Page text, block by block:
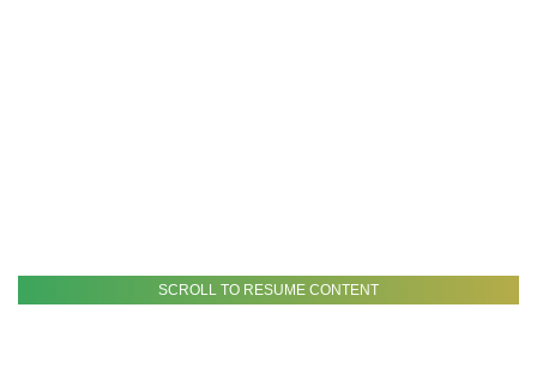
SCROLL TO RESUME CONTENT